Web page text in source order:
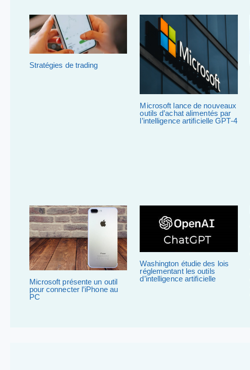
Stratégies de trading
Microsoft lance de nouveaux
outils d’achat alimentés par
l’intelligence artificielle GPT-4
Microsoft présente un outil
pour connecter l’iPhone au
PC
Washington étudie des lois
réglementant les outils
d’intelligence artificielle